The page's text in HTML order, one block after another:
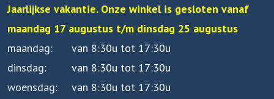
Jaarlijkse vakantie. Onze winkel is gesloten vanaf
maandag 17 augustus t/m dinsdag 25 augustus
maandag
van 8:30u tot 17:30u
dinsdag
van 8:30u tot 17:30u
woensdag
van 8:30u tot 17:30u